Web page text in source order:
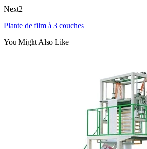
Next2
Plante de film à 3 couches
You Might Also Like